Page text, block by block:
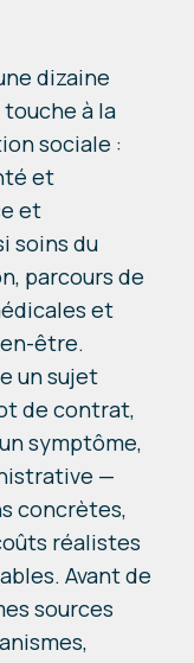
dizaine
à la
sociale :
et
et
soins du
parcours de
et
être.
un sujet
de contrat,
symptôme,
—
concrètes,
réalistes
Avant de
sources